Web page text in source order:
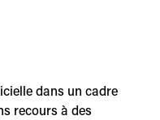
dans un cadre
recours à des